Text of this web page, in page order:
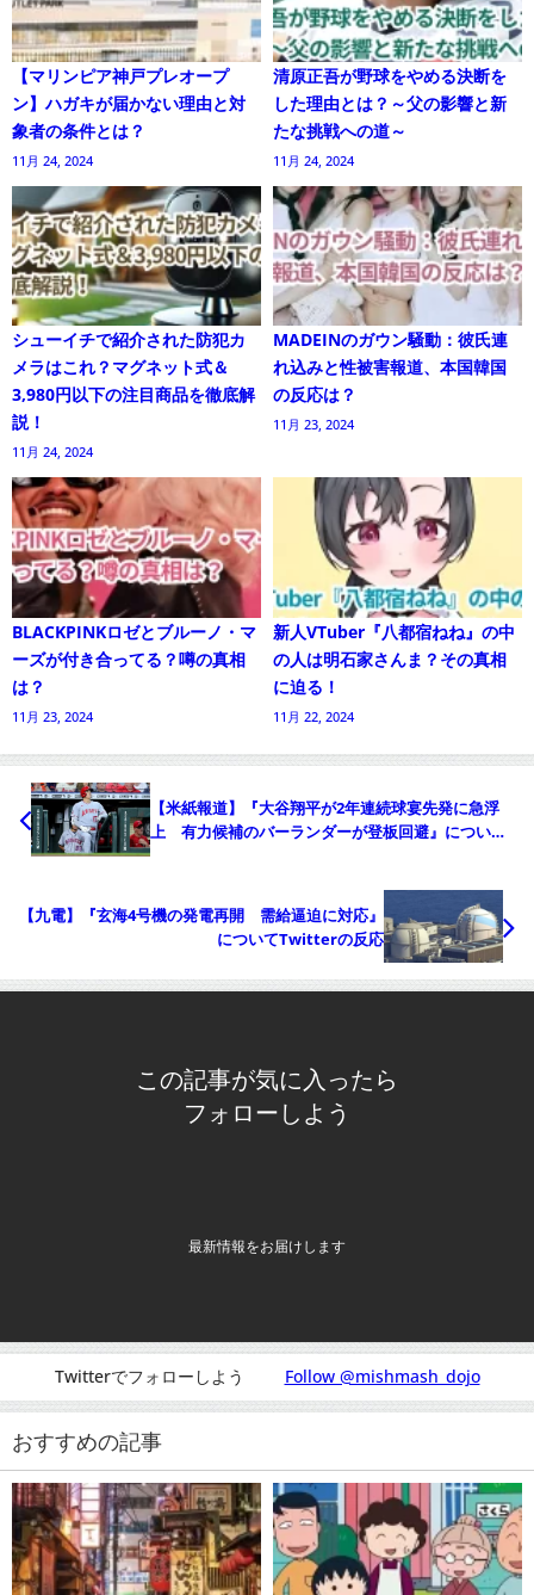
【マリンピア神戸プレオープ
ン】ハガキが届かない理由と対
象者の条件とは？
11月 24, 2024
清原正吾が野球をやめる決断を
した理由とは？～父の影響と新
たな挑戦への道～
11月 24, 2024
シューイチで紹介された防犯カ
メラはこれ？マグネット式＆
3,980円以下の注目商品を徹底解
説！
11月 24, 2024
MADEINのガウン騒動：彼氏連
れ込みと性被害報道、本国韓国
の反応は？
11月 23, 2024
BLACKPINKロゼとブルーノ・マ
ーズが付き合ってる？噂の真相
は？
11月 23, 2024
新人VTuber『八都宿ねね』の中
の人は明石家さんま？その真相
に迫る！
11月 22, 2024
【米紙報道】『大谷翔平が2年連続球宴先発に急浮
上 有力候補のバーランダーが登板回避』について
【九電】『玄海4号機の発電再開 需給逼迫に対応』
についてTwitterの反応
この記事が気に入ったら
フォローしよう
最新情報をお届けします
Twitterでフォローしよう Follow @mishmash_dojo
おすすめの記事